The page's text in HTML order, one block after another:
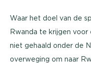
Waar het doel van de
Rwanda te krijgen voor
niet gehaald onder de
overweging om naar